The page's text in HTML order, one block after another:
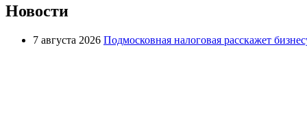
Новости
7 августа 2026 Подмосковная налоговая расскажет